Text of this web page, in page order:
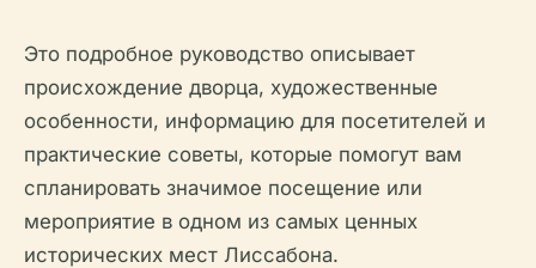
Это подробное руководство описывает
происхождение дворца, художественные
особенности, информацию для посетителей и
практические советы, которые помогут вам
спланировать значимое посещение или
мероприятие в одном из самых ценных
исторических мест Лиссабона.